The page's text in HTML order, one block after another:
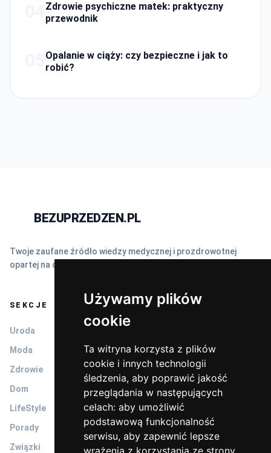
Używamy plików
cookie
Ta witryna korzysta z plików
cookie i innych technologii
śledzenia, aby poprawić jakość
przeglądania w następujących
celach: aby umożliwić
podstawową funkcjonalność
serwisu, aby zapewnić lepsze
wrażenia z korzystania ze strony
Zdrowie psychiczne matek: praktyczny
przewodnik
Opalanie w ciąży: czy bezpieczne i jak to
robić?
BEZUPRZEDZEN.PL
Twoje zaufane źródło wiedzy medycznej i prozdrowotnej
opartej na dowodach naukowych (EBM).
SEKCJE
Uroda
Moda
Zdrowie
Dom
LifeStyle
Porady
Związki